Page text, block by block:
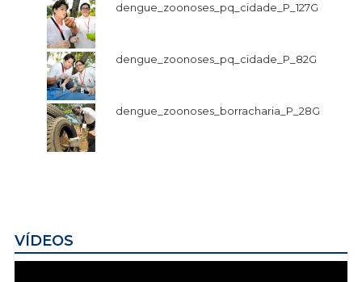
dengue_zoonoses_pq_cidade_P_127G
dengue_zoonoses_pq_cidade_P_82G
dengue_zoonoses_borracharia_P_28G
VÍDEOS